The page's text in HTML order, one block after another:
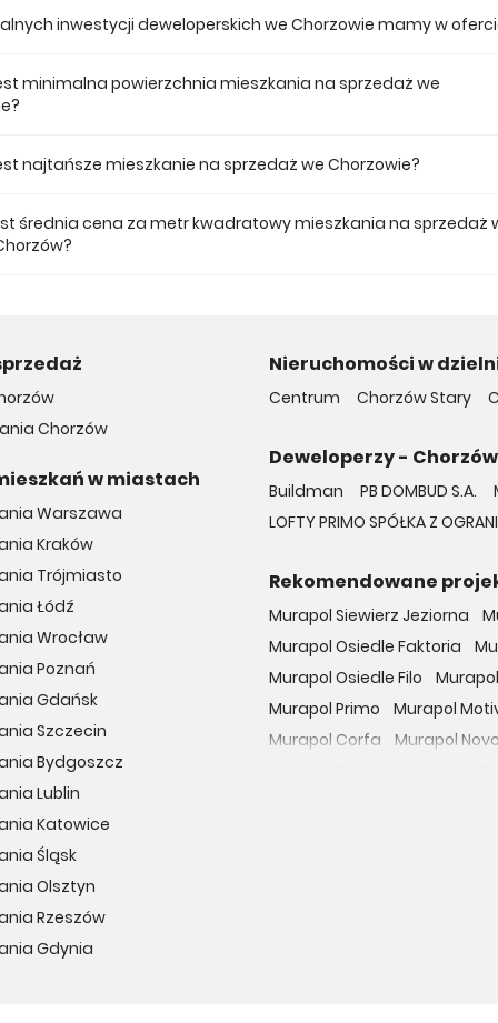
inwestycji deweloperskich we Chorzowie mamy w
minimalna powierzchnia mieszkania na sprzedaż we
najtańsze mieszkanie na sprzedaż we Chorzowie?
średnia cena za metr kwadratowy mieszkania na sprzedaż
Chorzów
w miastach
Warszawa
Kraków
Trójmiasto
Łódź
Wrocław
Poznań
Gdańsk
Szczecin
Bydgoszcz
Lublin
Katowice
Śląsk
Olsztyn
Rzeszów
Gdynia
Nieruchomości w
Centrum Chorzów Stary
Deweloperzy - Chorzów
Buildman PB DOMBUD S.A.
LOFTY PRIMO SPÓŁKA Z
Rekomendowane
Murapol Siewierz Jeziorna
Murapol Osiedle Faktoria
Murapol Osiedle Filo
Murapol Primo
Murapol
Murapol Corfa
Murapol Novo